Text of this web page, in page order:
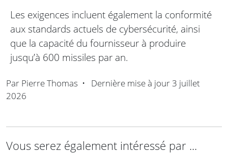
Les exigences incluent également la conformité
aux standards actuels de cybersécurité, ainsi
que la capacité du fournisseur à produire
jusqu’à 600 missiles par an.
Par Pierre Thomas • Dernière mise à jour 3 juillet
2026
Vous serez également intéressé par ...